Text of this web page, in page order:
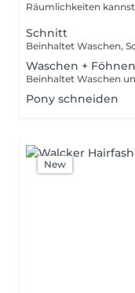
Räumlichkeiten
Schnitt
Waschen + Föhnen
Beinhaltet Waschen
Pony schneiden
New